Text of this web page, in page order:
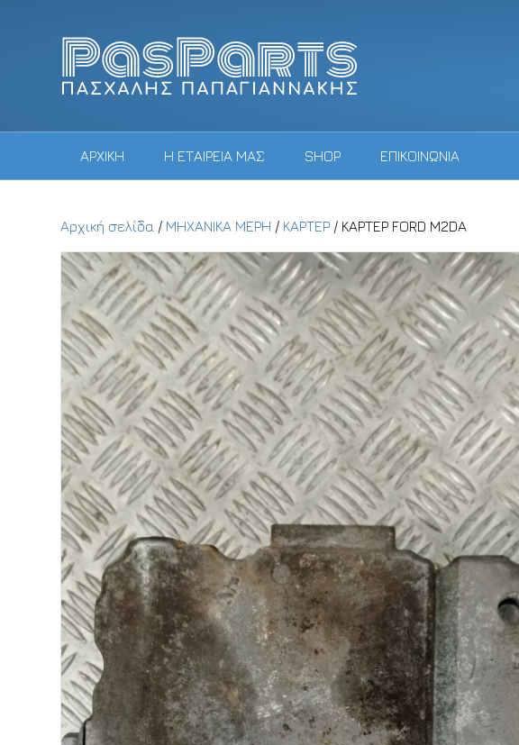
ΑΡΧΙΚΗ Η ΕΤΑΙΡΕΙΑ ΜΑΣ SHOP ΕΠΙΚΟΙΝΩΝΙΑ
Αρχική σελίδα / ΜΗΧΑΝΙΚΑ ΜΕΡΗ / ΚΑΡΤΕΡ / ΚΑΡΤΕΡ FORD M2DA